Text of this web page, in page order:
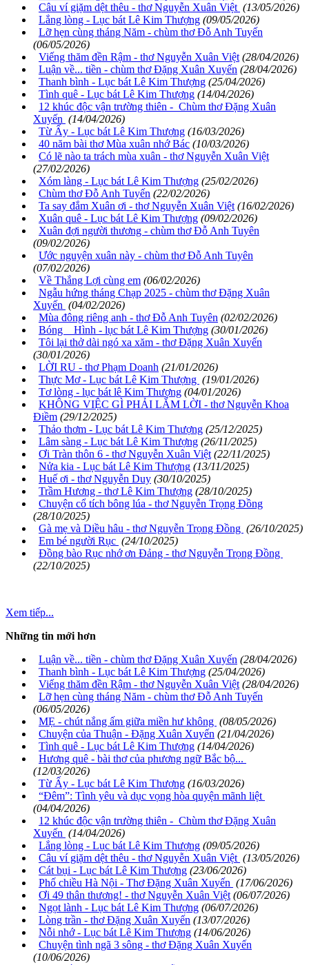
Câu ví giặm dệt thêu - thơ Nguyễn Xuân Việt (13/05/2026)
Lắng lòng - Lục bát Lê Kim Thượng (09/05/2026)
Lỡ hẹn cùng tháng Năm - chùm thơ Đỗ Anh Tuyến
(06/05/2026)
Viếng thăm đền Rậm - thơ Nguyễn Xuân Việt (28/04/2026)
Luận về... tiền - chùm thơ Đặng Xuân Xuyến (28/04/2026)
Thanh bình - Lục bát Lê Kim Thượng (25/04/2026)
Tình quê - Lục bát Lê Kim Thượng (14/04/2026)
12 khúc độc vận trường thiên - Chùm thơ Đặng Xuân
Xuyến (14/04/2026)
Từ Ấy - Lục bát Lê Kim Thượng (16/03/2026)
40 năm bài thơ Mùa xuân nhớ Bác (10/03/2026)
Có lẽ nào ta trách mùa xuân - thơ Nguyễn Xuân Việt
(27/02/2026)
Xóm làng - Lục bát Lê Kim Thượng (25/02/2026)
Chùm thơ Đỗ Anh Tuyến (22/02/2026)
Ta say đắm Xuân ơi - thơ Nguyễn Xuân Việt (16/02/2026)
Xuân quê - Lục bát Lê Kim Thượng (09/02/2026)
Xuân đợi người thương - chùm thơ Đỗ Anh Tuyên
(09/02/2026)
Ước nguyện xuân này - chùm thơ Đỗ Anh Tuyên
(07/02/2026)
Về Thắng Lợi cùng em (06/02/2026)
Ngẫu hứng tháng Chạp 2025 - chùm thơ Đặng Xuân
Xuyến (04/02/2026)
Mùa đông riêng anh - thơ Đỗ Anh Tuyên (02/02/2026)
Bóng Hình - lục bát Lê Kim Thượng (30/01/2026)
Tôi lại thở dài ngó xa xăm - thơ Đặng Xuân Xuyến
(30/01/2026)
LỜI RU - thơ Phạm Doanh (21/01/2026)
Thực Mơ - Lục bát Lê Kim Thượng (19/01/2026)
Tơ lòng - lục bát lê Kim Thượng (04/01/2026)
KHÔNG VIỆC GÌ PHẢI LẮM LỜI - thơ Nguyễn Khoa
Điềm (29/12/2025)
Thảo thơm - Lục bát Lê Kim Thượng (25/12/2025)
Lâm sàng - Lục bát Lê Kim Thượng (26/11/2025)
Ơi Tràn thôn 6 - thơ Nguyễn Xuân Việt (22/11/2025)
Nửa kia - Lục bát Lê Kim Thượng (13/11/2025)
Huế ơi - thơ Nguyễn Duy (30/10/2025)
Trầm Hương - thơ Lê Kim Thượng (28/10/2025)
Chuyện cổ tích bông lúa - thơ Nguyễn Trọng Đồng
(28/10/2025)
Gà mẹ và Diều hâu - thơ Nguyễn Trọng Đồng (26/10/2025)
Em bé người Rục (24/10/2025)
Đồng bào Rục nhớ ơn Đảng - thơ Nguyễn Trọng Đồng
(22/10/2025)
Xem tiếp...
Những tin mới hơn
Luận về... tiền - chùm thơ Đặng Xuân Xuyến (28/04/2026)
Thanh bình - Lục bát Lê Kim Thượng (25/04/2026)
Viếng thăm đền Rậm - thơ Nguyễn Xuân Việt (28/04/2026)
Lỡ hẹn cùng tháng Năm - chùm thơ Đỗ Anh Tuyến
(06/05/2026)
MẸ - chút nắng ấm giữa miền hư không (08/05/2026)
Chuyện của Thuận - Đặng Xuân Xuyến (21/04/2026)
Tình quê - Lục bát Lê Kim Thượng (14/04/2026)
Hương quê - bài thơ của phương ngữ Bắc bộ...
(12/03/2026)
Từ Ấy - Lục bát Lê Kim Thượng (16/03/2026)
“Đêm”: Tình yêu và dục vọng hòa quyện mãnh liệt
(04/04/2026)
12 khúc độc vận trường thiên - Chùm thơ Đặng Xuân
Xuyến (14/04/2026)
Lắng lòng - Lục bát Lê Kim Thượng (09/05/2026)
Câu ví giặm dệt thêu - thơ Nguyễn Xuân Việt (13/05/2026)
Cát bụi - Lục bát Lê Kim Thượng (23/06/2026)
Phố chiều Hà Nội - Thơ Đặng Xuân Xuyến (17/06/2026)
Ơi 49 thân thương! - thơ Nguyễn Xuân Việt (06/07/2026)
Ngọt lành - Lục bát Lê Kim Thượng (06/07/2026)
Lòng trần - thơ Đặng Xuân Xuyến (13/07/2026)
Nỗi nhớ - Lục bát Lê Kim Thượng (14/06/2026)
Chuyện tình ngã 3 sông - thơ Đặng Xuân Xuyến
(10/06/2026)